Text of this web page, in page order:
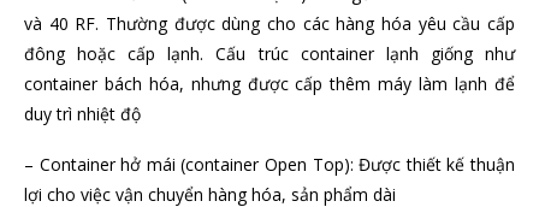
và 40 RF. Thường được dùng cho các hàng hóa yêu cầu cấp
đông hoặc cấp lạnh. Cấu trúc container lạnh giống như
container bách hóa, nhưng được cấp thêm máy làm lạnh để
duy trì nhiệt độ
– Container hở mái (container Open Top): Được thiết kế thuận
lợi cho việc vận chuyển hàng hóa, sản phẩm dài